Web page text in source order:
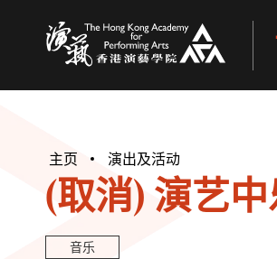
主页 演出及活动
(取消) 演艺
音乐